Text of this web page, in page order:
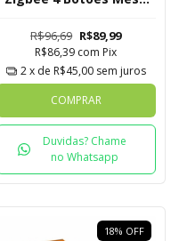
R$96,69 R$89,99
R$86,39 com Pix
2x de R$45,00 sem juros
COMPRAR
Duvidas? Chame
no Whatsapp
18% OFF